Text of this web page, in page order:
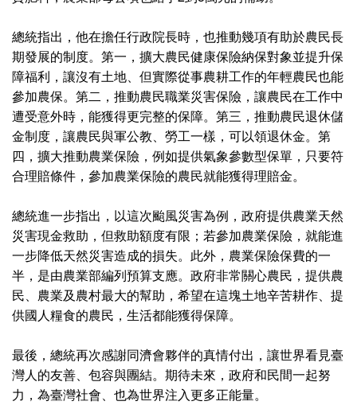
總統指出，他在擔任行政院長時，也推動幾項有助於農民長
期發展的制度。第一，擴大農民健康保險納保對象並提升保
障福利，讓沒有土地、但實際從事農耕工作的年輕農民也能
參加農保。第二，推動農民職業災害保險，讓農民在工作中
遭受意外時，能獲得更完整的保障。第三，推動農民退休儲
金制度，讓農民與軍公教、勞工一樣，可以領退休金。第
四，擴大推動農業保險，例如提供氣象參數型保單，只要符
合理賠條件，參加農業保險的農民就能獲得理賠金。
總統進一步指出，以這次颱風災害為例，政府提供農業天然
災害現金救助，但救助額度有限；若參加農業保險，就能進
一步降低天然災害造成的損失。此外，農業保險保費的一
半，是由農業部編列預算支應。政府非常關心農民，提供農
民、農業及農村最大的幫助，希望在這塊土地辛苦耕作、提
供國人糧食的農民，生活都能獲得保障。
最後，總統再次感謝同濟會夥伴的真情付出，讓世界看見臺
灣人的友善、包容與團結。期待未來，政府和民間一起努
力，為臺灣社會、也為世界注入更多正能量。